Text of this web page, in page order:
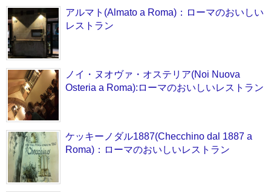
アルマト(Almato a Roma)：ローマのおいしい
レストラン
ノイ・ヌオヴァ・オステリア(Noi Nuova
Osteria a Roma):ローマのおいしいレストラン
ケッキーノダル1887(Checchino dal 1887 a
Roma)：ローマのおいしいレストラン